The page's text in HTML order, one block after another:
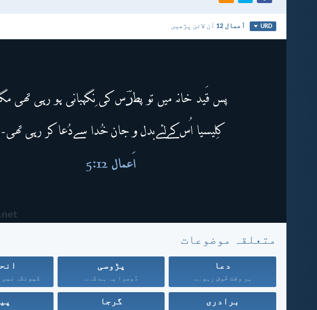
URD اَعمال 12 آن لائن پڑھیں
متعلقہ موضوعات
دعا
ہر وقت خُوش رہو۔...
پڑوسی
دُوسرا یہ ہے کہ...
برادری گرجا